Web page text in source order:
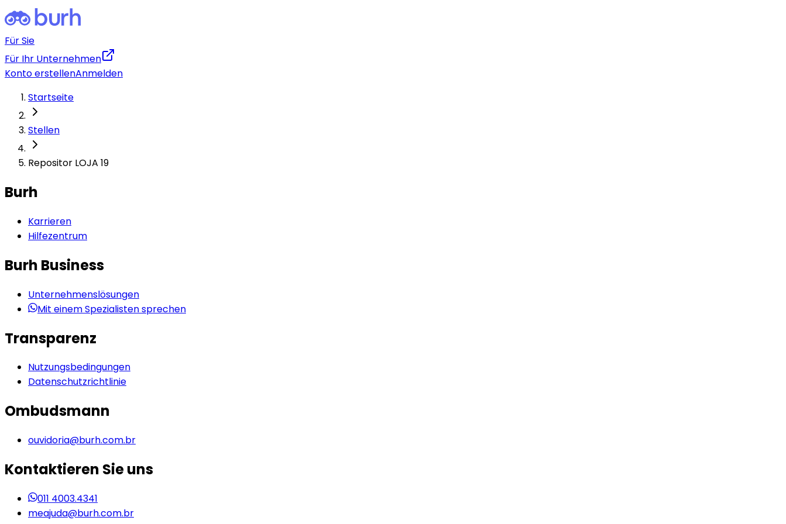
Für Sie
Für Ihr Unternehmen
Konto erstellenAnmelden
Startseite
Stellen
Repositor LOJA 19
Burh
Karrieren
Hilfezentrum
Burh Business
Unternehmenslösungen
Mit einem Spezialisten sprechen
Transparenz
Nutzungsbedingungen
Datenschutzrichtlinie
Ombudsmann
ouvidoria@burh.com.br
Kontaktieren Sie uns
011 4003.4341
meajuda@burh.com.br